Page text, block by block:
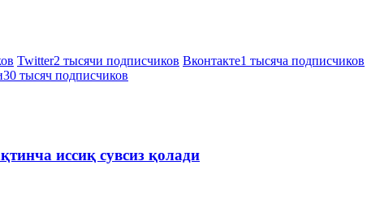
Twitter2 тысячи подписчиков Вконтакте1 тысяча подписчиков
30 тысяч подписчиков
иссиқ сувсиз қолади